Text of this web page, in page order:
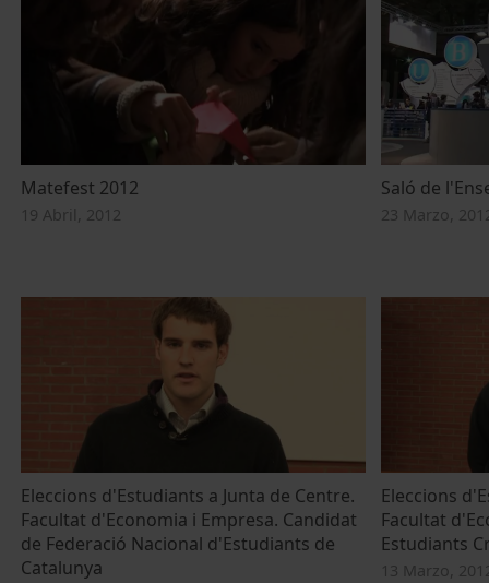
Matefest 2012
19 Abril, 2012
Saló de
23 Marzo,
Eleccions d'Estudiants a Junta de Centre.
Facultat d'Economia i Empresa. Candidat
de Federació Nacional d'Estudiants de
Catalunya
Eleccions
Facultat
Estudiants
13 Marzo,